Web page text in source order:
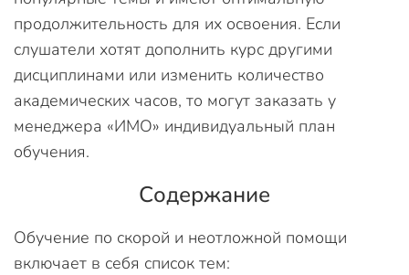
продолжительность для их освоения. Если
слушатели хотят дополнить курс другими
дисциплинами или изменить количество
академических часов, то могут заказать у
менеджера «ИМО» индивидуальный план
обучения.
Содержание
Обучение по скорой и неотложной помощи
включает в себя список тем: